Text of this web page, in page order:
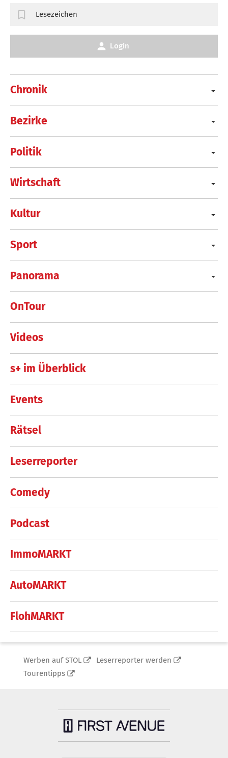
Chronik
Bezirke
Politik
Wirtschaft
Kultur
Sport
Panorama
OnTour
Videos
s+ im Überblick
Events
Rätsel
Leserreporter
Comedy
Podcast
ImmoMARKT
AutoMARKT
FlohMARKT
Lesezeichen
Login
Werben auf STOL
Leserreporter werden
Tourentipps